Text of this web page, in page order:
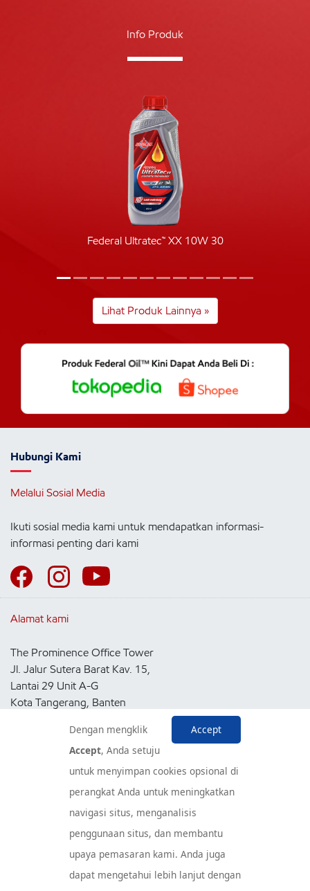
Info Produk
Federal Ultratec™ XX 10W 30
Lihat Produk Lainnya »
Hubungi Kami
Melalui Sosial Media
Ikuti sosial media kami untuk mendapatkan informasi-
informasi penting dari kami
Alamat kami
The Prominence Office Tower
Jl. Jalur Sutera Barat Kav. 15,
Lantai 29 Unit A-G
Kota Tangerang, Banten
Pusat Layanan Konsumen
Accept
Dengan mengklik
Accept, Anda setuju
untuk menyimpan cookies opsional di
perangkat Anda untuk meningkatkan
navigasi situs, menganalisis
penggunaan situs, dan membantu
upaya pemasaran kami. Anda juga
dapat mengetahui lebih lanjut dengan